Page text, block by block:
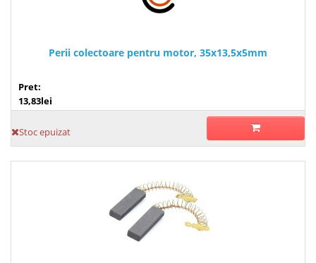
Perii colectoare pentru motor, 35x13,5x5mm
Pret:
13,83lei
Stoc epuizat